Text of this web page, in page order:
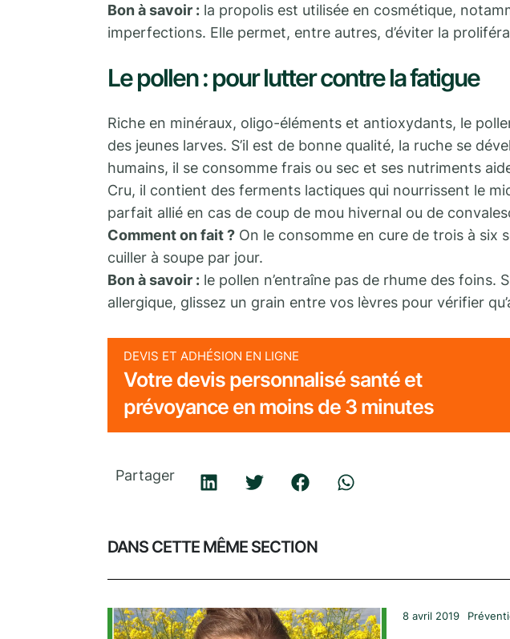
Bon à savoir : la propolis est utilisée en cosmétique,
imperfections. Elle permet, entre autres, d’éviter la
Le pollen : pour lutter contre la fatigue
Riche en minéraux, oligo-éléments et antioxydants, le
des jeunes larves. S’il est de bonne qualité, la ruche se
humains, il se consomme frais ou sec et ses nutriments
Cru, il contient des ferments lactiques qui nourrissent le
parfait allié en cas de coup de mou hivernal ou de
Comment on fait ? On le consomme en cure de trois à six
cuiller à soupe par jour.
Bon à savoir : le pollen n’entraîne pas de rhume des foins.
allergique, glissez un grain entre vos lèvres pour vérifier
DEVIS ET ADHÉSION EN LIGNE
Votre devis personnalisé santé et
prévoyance en moins de 3 minutes
Partager
DANS CETTE MÊME SECTION
8 avril 2019